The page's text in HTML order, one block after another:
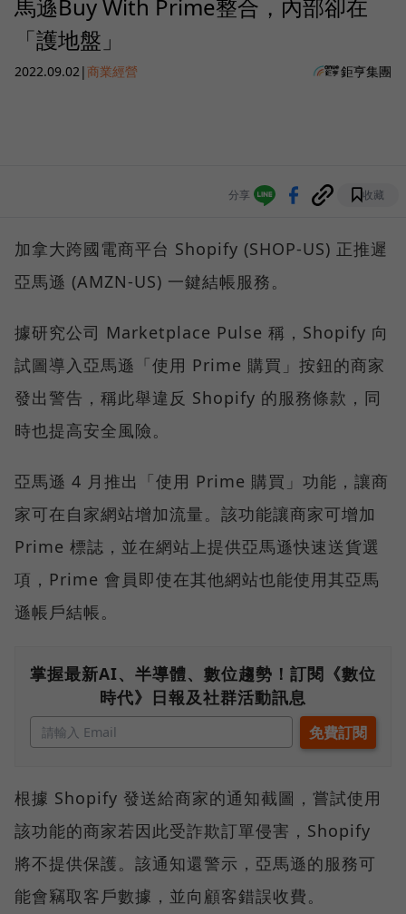
馬遜Buy With Prime整合，內部卻在
「護地盤」
2022.09.02 |商業經營 鉅亨集團
分享 收藏
加拿大跨國電商平台 Shopify (SHOP-US) 正推遲
亞馬遜 (AMZN-US) 一鍵結帳服務。
據研究公司 Marketplace Pulse 稱，Shopify 向
試圖導入亞馬遜「使用 Prime 購買」按鈕的商家
發出警告，稱此舉違反 Shopify 的服務條款，同
時也提高安全風險。
亞馬遜 4 月推出「使用 Prime 購買」功能，讓商
家可在自家網站增加流量。該功能讓商家可增加
Prime 標誌，並在網站上提供亞馬遜快速送貨選
項，Prime 會員即使在其他網站也能使用其亞馬
遜帳戶結帳。
掌握最新AI、半導體、數位趨勢！訂閱《數位
時代》日報及社群活動訊息
根據 Shopify 發送給商家的通知截圖，嘗試使用
該功能的商家若因此受詐欺訂單侵害，Shopify
將不提供保護。該通知還警示，亞馬遜的服務可
能會竊取客戶數據，並向顧客錯誤收費。